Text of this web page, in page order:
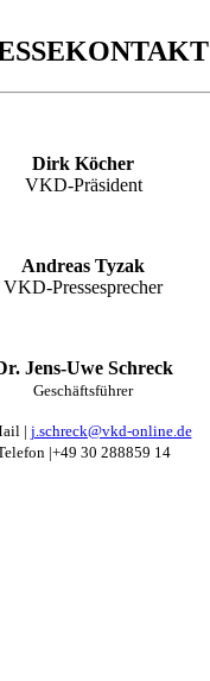
Dirk Köcher
VKD-Präsident
Andreas Tyzak
VKD-Pressesprecher
Jens-Uwe Schreck
Geschäftsführer
| j.schreck@vkd-online.de
|+49 30 288859 14